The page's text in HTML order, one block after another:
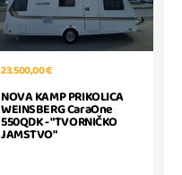
23.500,00 €
NOVA KAMP PRIKOLICA
WEINSBERG CaraOne
550QDK - "TVORNIČKO
JAMSTVO"